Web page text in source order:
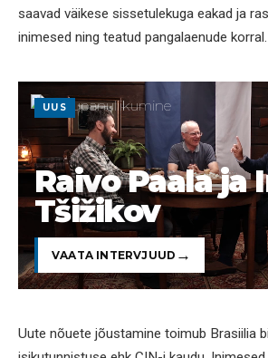
saavad väikese sissetulekuga eakad ja
inimesed ning teatud pangalaenude korral.
UUS
Raivo Paala ja
Tšižikov
VAATA INTERVJUUD
Uute nõuete jõustamine toimub Brasiilia